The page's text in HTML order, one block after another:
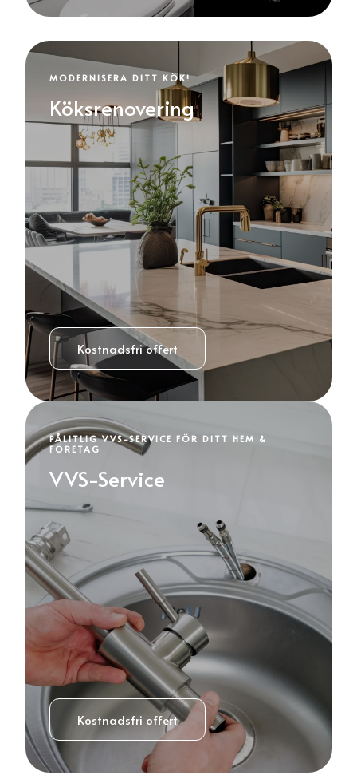
MODERNISERA DITT KÖK!
Köksrenovering
Kostnadsfri offert
PÅLITLIG VVS-SERVICE FÖR DITT HEM &
FÖRETAG
VVS-Service
Kostnadsfri offert